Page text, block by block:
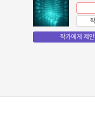
작가에게 제안